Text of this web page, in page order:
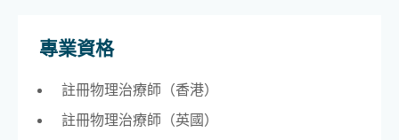
專業資格
註冊物理治療師（香港）
註冊物理治療師（英國）